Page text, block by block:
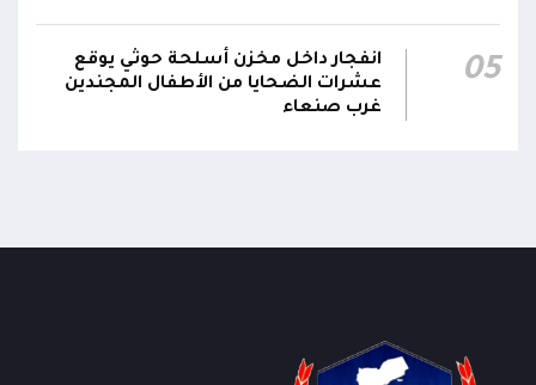
23:05
واستعادة العاصمة صنعاء وإنهاء الانقلاب
05
انفجار داخل مخزن أسلحة حوثي يوقع
عشرات الضحايا من الأطفال المجندين
غرب صنعاء